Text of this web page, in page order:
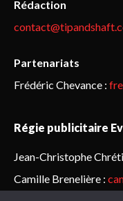
Rédaction
Partenariats
Frédéric Chevance :
Régie publicitaire
Jean-Christophe
Camille Brenelière :